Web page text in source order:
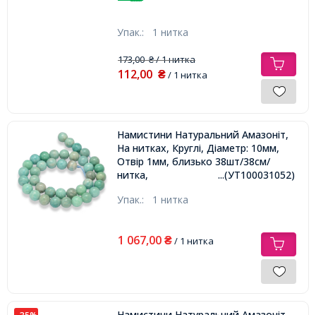
Упак.: 1 нитка
173,00₴/ 1 нитка
112,00 ₴/ 1 нитка
Намистини Натуральний Амазоніт,
На нитках, Круглі, Діаметр: 10мм,
Отвір 1мм, близько 38шт/38см/
нитка,
...(УТ100031052)
Упак.: 1 нитка
1 067,00 ₴/ 1 нитка